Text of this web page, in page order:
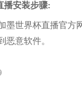
播安装步骤:
墨世界杯直播官方
恶意软件。